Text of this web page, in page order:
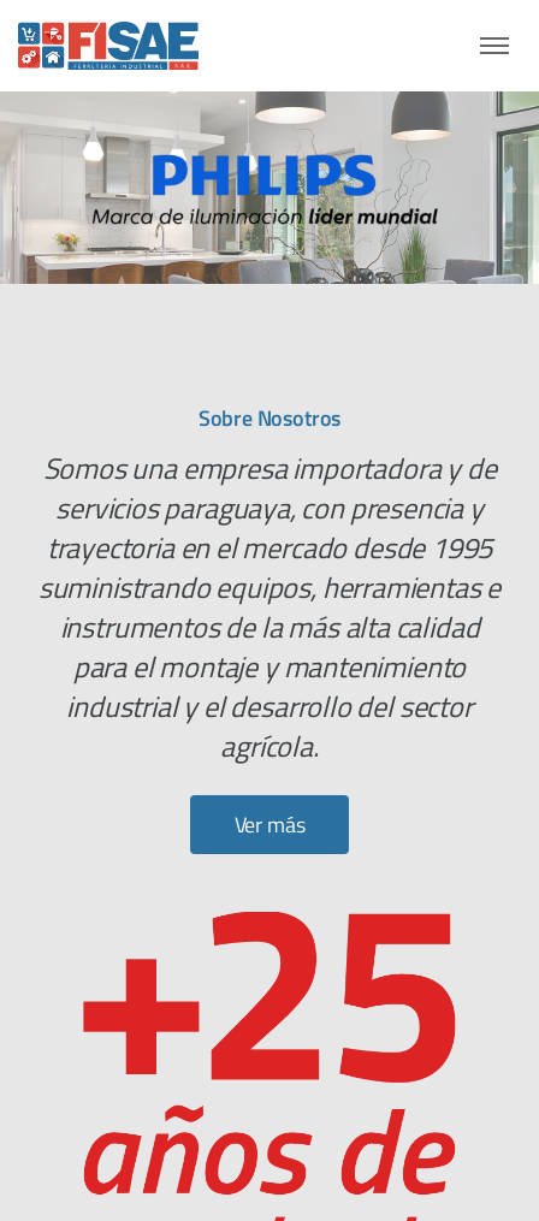
Sobre Nosotros
Somos una empresa importadora y de
servicios paraguaya, con presencia y
trayectoria en el mercado desde 1995
suministrando equipos, herramientas e
instrumentos de la más alta calidad
para el montaje y mantenimiento
industrial y el desarrollo del sector
agrícola.
Ver más